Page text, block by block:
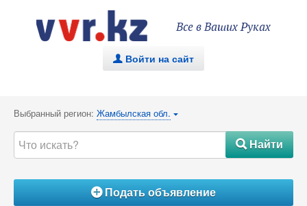
Все в Ваших Руках
. Войти на сайт
Выбранный регион: Жамбылская обл. {
#Найти
ÁПодать объявление